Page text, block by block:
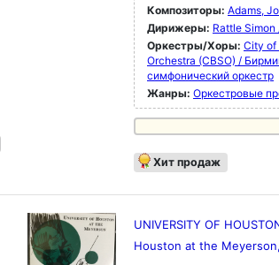
Композиторы: Adams,
Дирижеры: Rattle
Оркестры/Хоры: City of
Orchestra (CBSO) /
симфонический оркестр
Жанры: Оркестровые
Хит продаж
UNIVERSITY OF
Houston at the